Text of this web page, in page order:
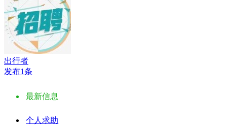
出行者
发布1条
最新信息
个人求助